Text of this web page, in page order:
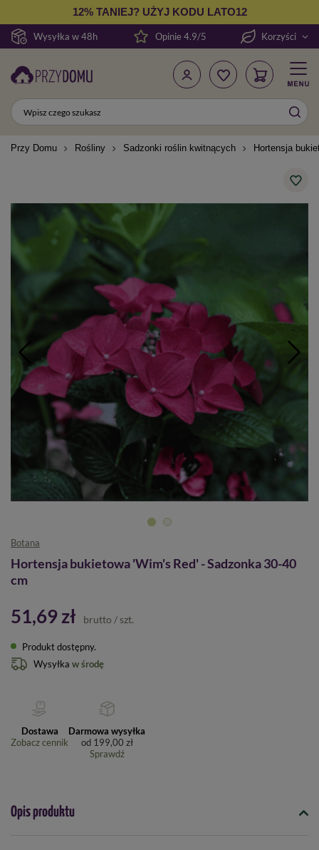
Wysyłka w 48h
12% TANIEJ? UŻYJ KODU LATO12
Opinie 4.9/5 Korzyści
Przy Domu Rośliny Sadzonki roślin kwitnących Hortensja
Botana
Hortensja bukietowa 'Wim's Red' - Sadzonka 30-40
cm
51,69 zł brutto / szt.
Produkt dostępny
Wysyłka w środę
Dostawa
Zobacz cennik
Darmowa wysyłka
od 199,00 zł
Sprawdź
Opis produktu